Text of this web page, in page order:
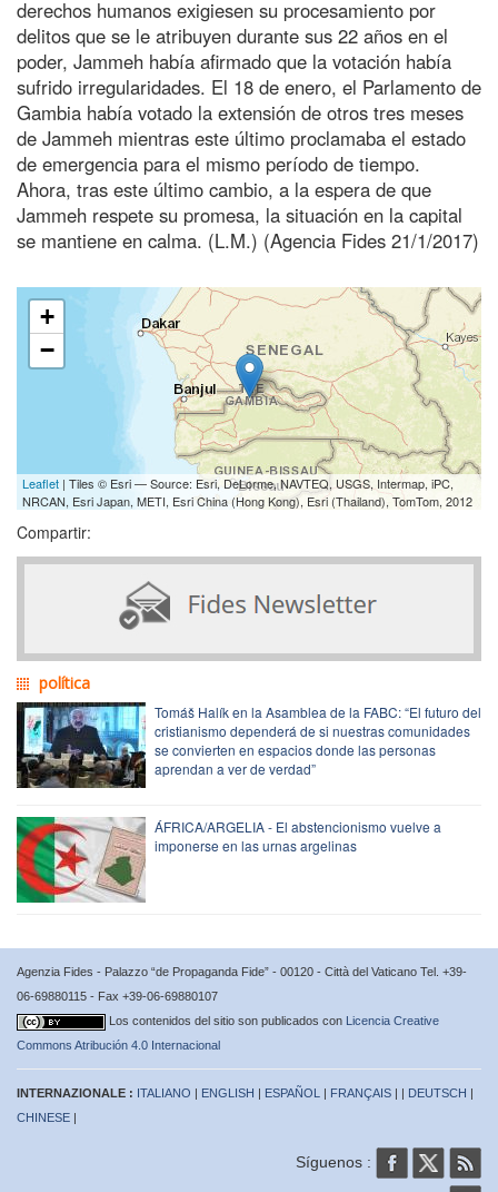
derechos humanos exigiesen su procesamiento por
delitos que se le atribuyen durante sus 22 años en el
poder, Jammeh había afirmado que la votación había
sufrido irregularidades. El 18 de enero, el Parlamento de
Gambia había votado la extensión de otros tres meses
de Jammeh mientras este último proclamaba el estado
de emergencia para el mismo período de tiempo.
Ahora, tras este último cambio, a la espera de que
Jammeh respete su promesa, la situación en la capital
se mantiene en calma. (L.M.) (Agencia Fides 21/1/2017)
+
−
Leaflet | Tiles © Esri — Source: Esri, DeLorme, NAVTEQ, USGS, Intermap, iPC,
NRCAN, Esri Japan, METI, Esri China (Hong Kong), Esri (Thailand), TomTom, 2012
Compartir:
política
Tomáš Halík en la Asamblea de la FABC: “El futuro del
cristianismo dependerá de si nuestras comunidades
se convierten en espacios donde las personas
aprendan a ver de verdad”
ÁFRICA/ARGELIA - El abstencionismo vuelve a
imponerse en las urnas argelinas
Agenzia Fides - Palazzo “de Propaganda Fide” - 00120 - Città del Vaticano Tel. +39-
06-69880115 - Fax +39-06-69880107
Los contenidos del sitio son publicados con Licencia Creative
Commons Atribución 4.0 Internacional
INTERNAZIONALE : ITALIANO | ENGLISH | ESPAÑOL | FRANÇAIS | | DEUTSCH |
CHINESE |
Síguenos :